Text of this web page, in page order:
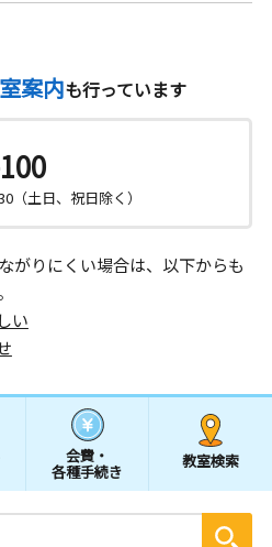
案内も行っています
（土日、祝日除く）
がりにくい場合は、以下からも
い
会費・
各種手続き
教室検索